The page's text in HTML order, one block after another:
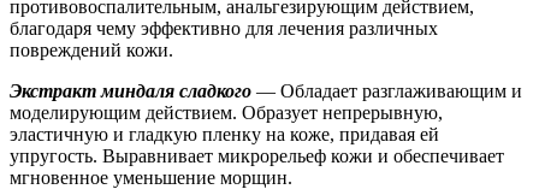
противовоспалительным, анальгезирующим действием,
благодаря чему эффективно для лечения различных
повреждений кожи.
Экстракт миндаля сладкого — Обладает разглаживающим и
моделирующим действием. Образует непрерывную,
эластичную и гладкую пленку на коже, придавая ей
упругость. Выравнивает микрорельеф кожи и обеспечивает
мгновенное уменьшение морщин.